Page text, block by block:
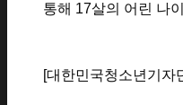
통해 17살의 어린 나
[대한민국청소년기자